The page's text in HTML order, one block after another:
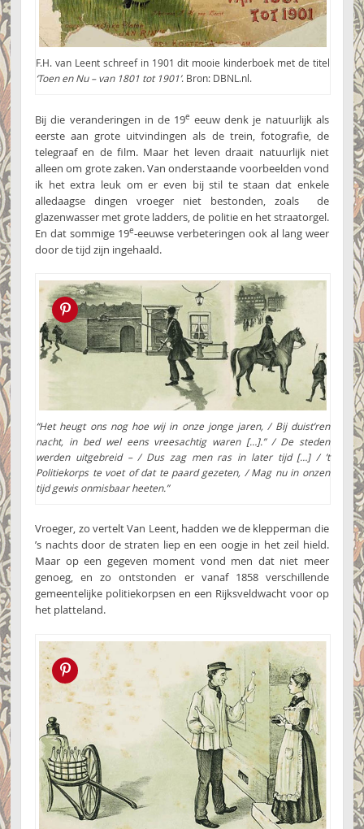
F.H. van Leent schreef in 1901 dit mooie kinderboek met de titel
‘Toen en Nu – van 1801 tot 1901’. Bron: DBNL.nl.
Bij die veranderingen in de 19e eeuw denk je natuurlijk als
eerste aan grote uitvindingen als de trein, fotografie, de
telegraaf en de film. Maar het leven draait natuurlijk niet
alleen om grote zaken. Van onderstaande voorbeelden vond
ik het extra leuk om er even bij stil te staan dat enkele
alledaagse dingen vroeger niet bestonden, zoals de
glazenwasser met grote ladders, de politie en het straatorgel.
En dat sommige 19e-eeuwse verbeteringen ook al lang weer
door de tijd zijn ingehaald.
Pin this!
“Het heugt ons nog hoe wij in onze jonge jaren, / Bij duist’ren
nacht, in bed wel eens vreesachtig waren […].” / De steden
werden uitgebreid – / Dus zag men ras in later tijd […] / ’t
Politiekorps te voet of dat te paard gezeten, / Mag nu in onzen
tijd gewis onmisbaar heeten.”
Vroeger, zo vertelt Van Leent, hadden we de klepperman die
’s nachts door de straten liep en een oogje in het zeil hield.
Maar op een gegeven moment vond men dat niet meer
genoeg, en zo ontstonden er vanaf 1858 verschillende
gemeentelijke politiekorpsen en een Rijksveldwacht voor op
het platteland.
Pin this!